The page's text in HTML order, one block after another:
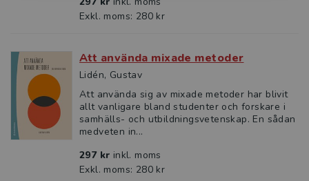
Exkl. moms: 280 kr
Att använda mixade metoder
Lidén, Gustav
Att använda sig av mixade metoder har blivit
allt vanligare bland studenter och forskare i
samhälls- och utbildningsvetenskap. En sådan
medveten in...
297 kr inkl. moms
Exkl. moms: 280 kr